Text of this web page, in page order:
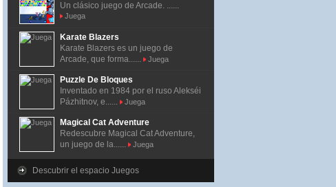
Un clásico juego de Arcade. ......
Juega
Karate Blazers
Karate Blazers es un juego de
Arcade, que forma......
Juega
Puzzle De Bloques
Inventado en 1984 por el ruso Alekséi
Pázhitnov, e......
Juega
Magical Cat Adventure
Redescubre Magical Cat Adventure,
un juego de la......
Juega
Descubrir el espacio Juegos